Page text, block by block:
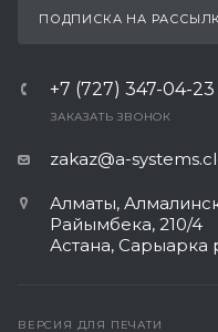
ПОДПИСКА НА
+7 (727) 347-04-23
ЗАКАЗАТЬ ЗВОНОК
zakaz@a-
Алматы,
Райымбека, 210/4
Астана, Сарыарка
ВЕРСИЯ ДЛЯ ПЕЧАТИ